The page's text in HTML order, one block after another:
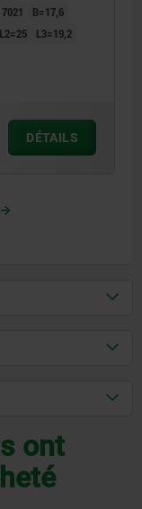
B=17,6
L2=25
L3=19,2
DÉTAILS
ont